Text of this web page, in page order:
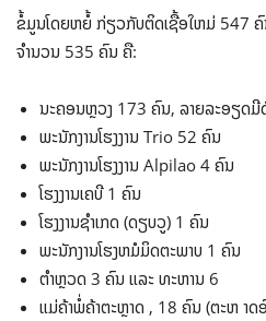
ຂໍ້ມູນໂດຍຫຍໍ້ ກ່ຽວກັບຕິດເຊື້ອໃຫມ່ 547
ຈໍານວນ 535 ຄົນ ຄື:
ນະຄອນຫຼວງ 173 ຄົນ, ລາຍລະອຽດມີ
ພະນັກງານໂຮງງານ Trio 52 ຄົນ
ພະນັກງານໂຮງງານ Alpilao 4 ຄົນ
ໂຮງງານເຄບີ 1 ຄົນ
ໂຮງງານຊໍາເກດ (ດຽບວູ) 1 ຄົນ
ພະນັກງານໂຮງຫມໍມິດຕະພາບ 1 ຄົນ
ຕໍາຫຼວດ 3 ຄົນ ແລະ ທະຫານ 6
ແມ່ຄ້າພໍ່ຄ້າຕະຫຼາດ , 18 ຄົນ (ຕະຫ າ